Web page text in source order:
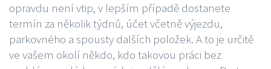
opravdu není vtip, v lepším případě dostanete
termín za několik týdnů, účet včetně výjezdu,
parkovného a spousty dalších položek. A to je určitě
ve vašem okolí někdo, kdo takovou práci bez